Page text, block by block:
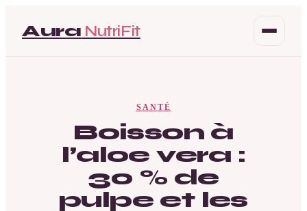
Aura NutriFit
Bien-être
SANTÉ
Boisson à
l’aloe vera :
30 % de
pulpe et les